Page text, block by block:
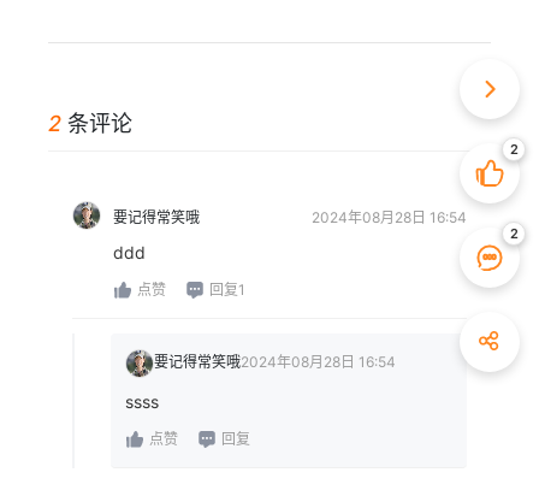
2 条评论
要记得常笑哦 2024年08月28日 16:54
ddd
点赞 回复1
要记得常笑哦2024年08月28日 16:54
ssss
点赞 回复